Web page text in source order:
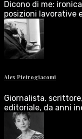
Dicono di me:
posizioni lavorative
Alex Pietrogiacomi
Giornalista,
editoriale, da anni